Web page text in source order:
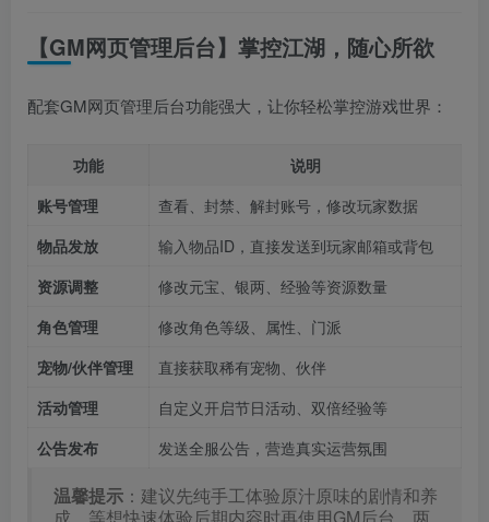
【GM网页管理后台】掌控江湖，随心所欲
配套GM网页管理后台功能强大，让你轻松掌控游戏世界：
功能
说明
账号管理
查看、封禁、解封账号，修改玩家数据
物品发放
输入物品ID，直接发送到玩家邮箱或背包
资源调整
修改元宝、银两、经验等资源数量
角色管理
修改角色等级、属性、门派
宠物/伙伴管理
直接获取稀有宠物、伙伴
活动管理
自定义开启节日活动、双倍经验等
公告发布
发送全服公告，营造真实运营氛围
温馨提示 ：建议先纯手工体验原汁原味的剧情和养